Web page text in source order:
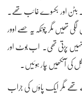
بٹن اور بکسوے غائب تھے۔
تھیں مگر چونکہ یہ حصے اوور
پڑتی تھی۔ اب بوٹ اور
کی آنکھیں چار ہوئیں۔
مگر ایک پاؤں کی جراب